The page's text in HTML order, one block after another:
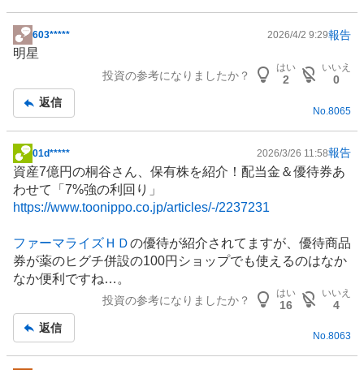
掲
示
事
603***** 2026/4/2 9:29報告
明星
投資の参考になりましたか？
はい
2
いいえ
0
返信
No. 8065
掲
示
板
記
01d***** 2026/3/26 11:58報告
資産7億円の桐谷さん、保有株を紹介！配当金＆優待券あ
わせて「7%強の利回り」
https://www.toonippo.co.jp/articles/-/2237231
ファーマライズＨＤの優待が紹介されてますが、優待商品
券が薬のヒグチ併設の100円ショップでも使えるのはなか
なか便利ですね…。
投資の参考になりましたか？
はい
16
いいえ
4
返信
No.8063